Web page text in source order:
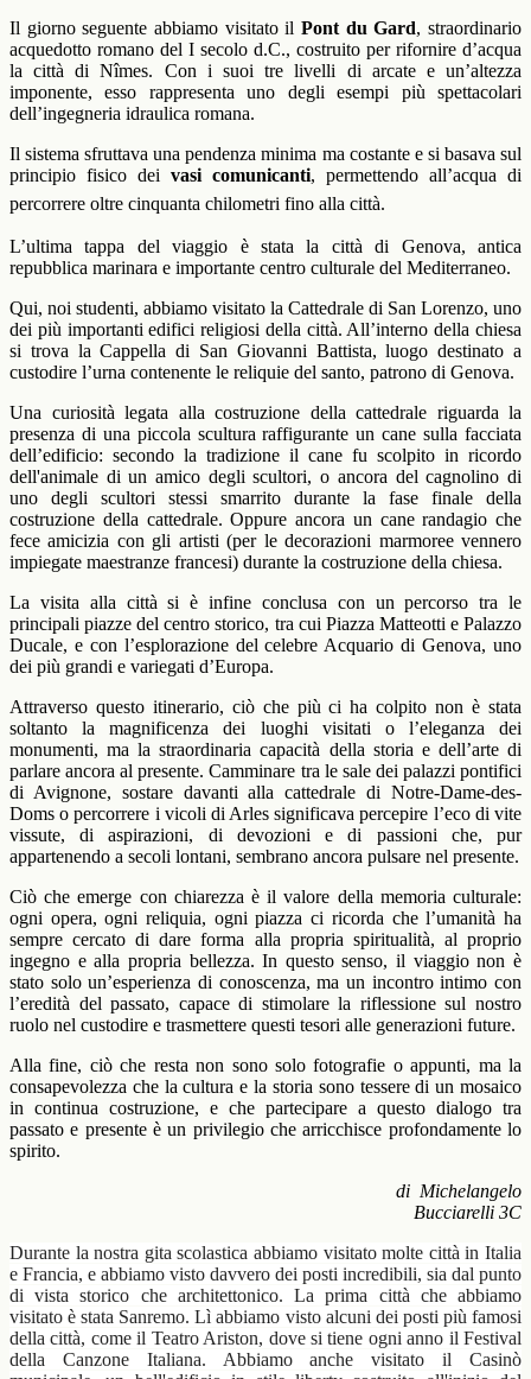
Il giorno seguente abbiamo visitato il Pont du Gard, straordinario
acquedotto romano del I secolo d.C., costruito per rifornire d’acqua
la città di Nîmes. Con i suoi tre livelli di arcate e un’altezza
imponente, esso rappresenta uno degli esempi più spettacolari
dell’ingegneria idraulica romana.
Il sistema sfruttava una pendenza minima ma costante e si basava sul
principio fisico dei vasi comunicanti, permettendo all’acqua di
percorrere oltre cinquanta chilometri fino alla città.
L’ultima tappa del viaggio è stata la città di Genova, antica
repubblica marinara e importante centro culturale del Mediterraneo.
Qui, noi studenti, abbiamo visitato la Cattedrale di San Lorenzo, uno
dei più importanti edifici religiosi della città. All’interno della chiesa
si trova la Cappella di San Giovanni Battista, luogo destinato a
custodire l’urna contenente le reliquie del santo, patrono di Genova.
Una curiosità legata alla costruzione della cattedrale riguarda la
presenza di una piccola scultura raffigurante un cane sulla facciata
dell’edificio: secondo la tradizione il cane fu scolpito in ricordo
dell'animale di un amico degli scultori, o ancora del cagnolino di
uno degli scultori stessi smarrito durante la fase finale della
costruzione della cattedrale. Oppure ancora un cane randagio che
fece amicizia con gli artisti (per le decorazioni marmoree vennero
impiegate maestranze francesi) durante la costruzione della chiesa.
La visita alla città si è infine conclusa con un percorso tra le
principali piazze del centro storico, tra cui Piazza Matteotti e Palazzo
Ducale, e con l’esplorazione del celebre Acquario di Genova, uno
dei più grandi e variegati d’Europa.
Attraverso questo itinerario, ciò che più ci ha colpito non è stata
soltanto la magnificenza dei luoghi visitati o l’eleganza dei
monumenti, ma la straordinaria capacità della storia e dell’arte di
parlare ancora al presente. Camminare tra le sale dei palazzi pontifici
di Avignone, sostare davanti alla cattedrale di Notre-Dame-des-
Doms o percorrere i vicoli di Arles significava percepire l’eco di vite
vissute, di aspirazioni, di devozioni e di passioni che, pur
appartenendo a secoli lontani, sembrano ancora pulsare nel presente.
Ciò che emerge con chiarezza è il valore della memoria culturale:
ogni opera, ogni reliquia, ogni piazza ci ricorda che l’umanità ha
sempre cercato di dare forma alla propria spiritualità, al proprio
ingegno e alla propria bellezza. In questo senso, il viaggio non è
stato solo un’esperienza di conoscenza, ma un incontro intimo con
l’eredità del passato, capace di stimolare la riflessione sul nostro
ruolo nel custodire e trasmettere questi tesori alle generazioni future.
Alla fine, ciò che resta non sono solo fotografie o appunti, ma la
consapevolezza che la cultura e la storia sono tessere di un mosaico
in continua costruzione, e che partecipare a questo dialogo tra
passato e presente è un privilegio che arricchisce profondamente lo
spirito.
di Michelangelo
Bucciarelli 3C
Durante la nostra gita scolastica abbiamo visitato molte città in Italia
e Francia, e abbiamo visto davvero dei posti incredibili, sia dal punto
di vista storico che architettonico. La prima città che abbiamo
visitato è stata Sanremo. Lì abbiamo visto alcuni dei posti più famosi
della città, come il Teatro Ariston, dove si tiene ogni anno il Festival
della Canzone Italiana. Abbiamo anche visitato il Casinò